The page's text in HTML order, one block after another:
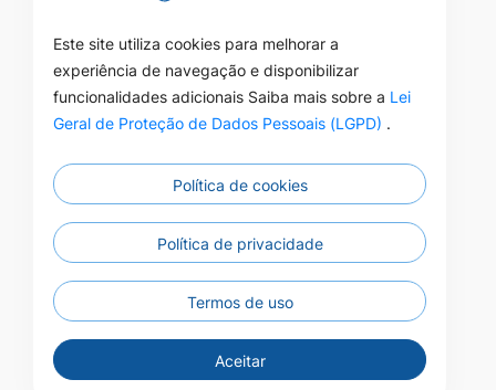
Este site utiliza cookies para melhorar a
experiência de navegação e disponibilizar
funcionalidades adicionais Saiba mais sobre a Lei
Geral de Proteção de Dados Pessoais (LGPD) .
Política de cookies
Política de privacidade
Termos de uso
Aceitar